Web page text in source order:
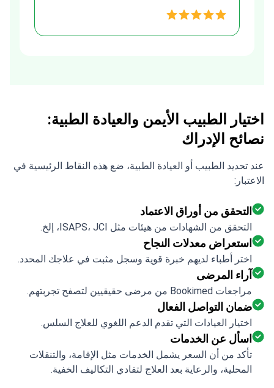
and transparent agreement. Her
اختيار الطبيب الأيمن والعيادة الطبية:
نصائح الإدراك
عند تحديد الطبيب أو العيادة الطبية، ضع هذه النقاط الرئيسية في
الاعتبار:
التحقق من أوراق الاعتماد
التحقق من الشهادات من هيئات مثل ISAPS، JCI، إلخ.
استعراض معدلات النجاح
اختر أطباء لديهم خبرة قوية وسجل مثبت في علاجك المحدد.
آراء المرضى
مراجعات Bookimed من مرضى حقيقيين لتصفح تجربتهم.
ضمان التواصل الفعال
اختيار العيادات التي تقدم الدعم اللغوي للعلاج السلس.
اسأل عن الخدمات
تأكد من أن السعر يشمل الخدمات مثل الإقامة، والتنقلات
المحلية، والرعاية بعد العلاج لتفادي التكاليف الخفية.